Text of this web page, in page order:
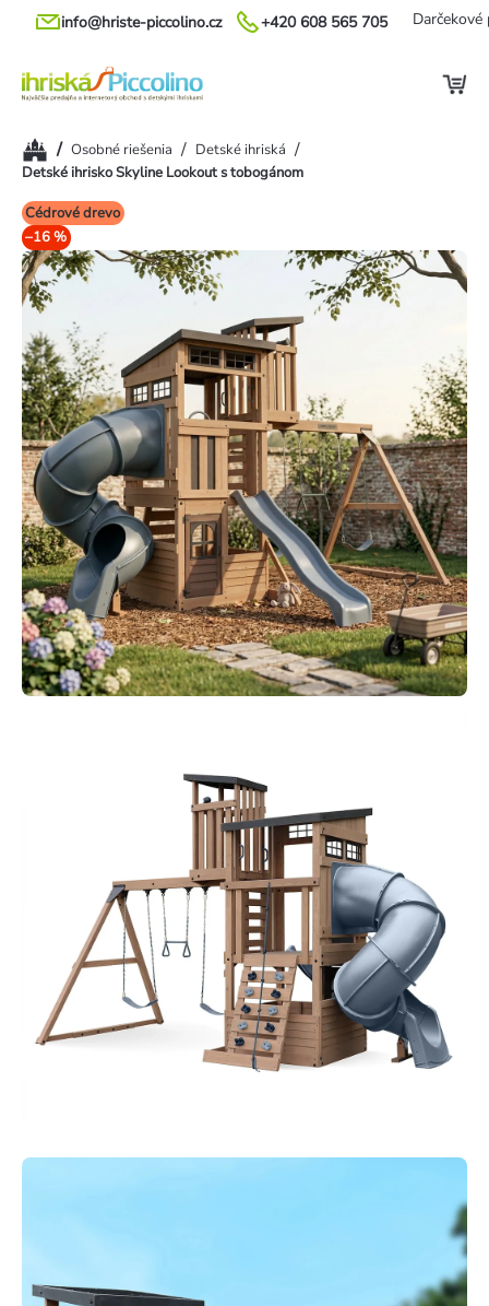
Prejsť
+420 608 565 705
info@hriste-piccolino.cz Darčekové
Domov
/ Osobné riešenia / Detské ihriská /
Detské ihrisko Skyline Lookout s tobogánom
Cédrové drevo
–16 %